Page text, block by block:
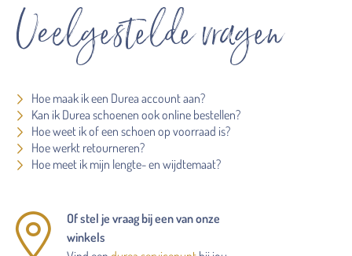
Veelgestelde vragen
Hoe maak ik een Durea account aan?
Kan ik Durea schoenen ook online bestellen?
Hoe weet ik of een schoen op voorraad is?
Hoe werkt retourneren?
Hoe meet ik mijn lengte- en wijdtemaat?
Of stel je vraag bij een van onze
winkels